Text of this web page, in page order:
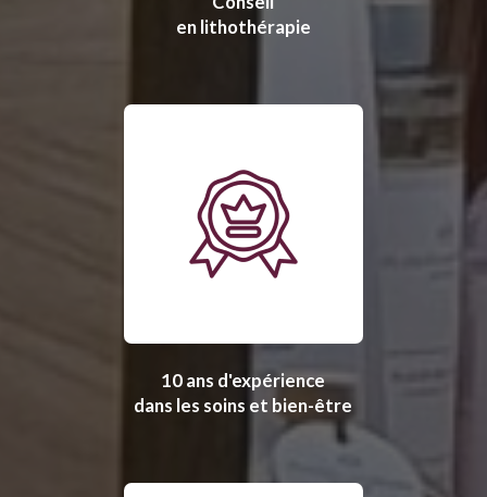
en lithothérapie
10 ans d'expérience
dans les soins et bien-être